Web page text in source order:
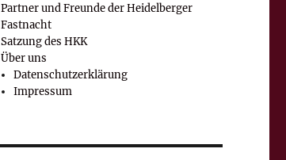
Partner und Freunde der Heidelberger
Fastnacht
Satzung des HKK
Über uns
Datenschutzerklärung
Impressum